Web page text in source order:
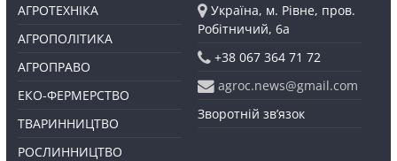
АГРОТЕХНІКА
АГРОПОЛІТИКА
АГРОПРАВО
ЕКО-ФЕРМЕРСТВО
ТВАРИННИЦТВО
РОСЛИННИЦТВО
Україна, м. Рівне, пров.
Робітничий, 6а
+38 067 364 71 72
agroc.news@gmail.com
Зворотній зв’язок